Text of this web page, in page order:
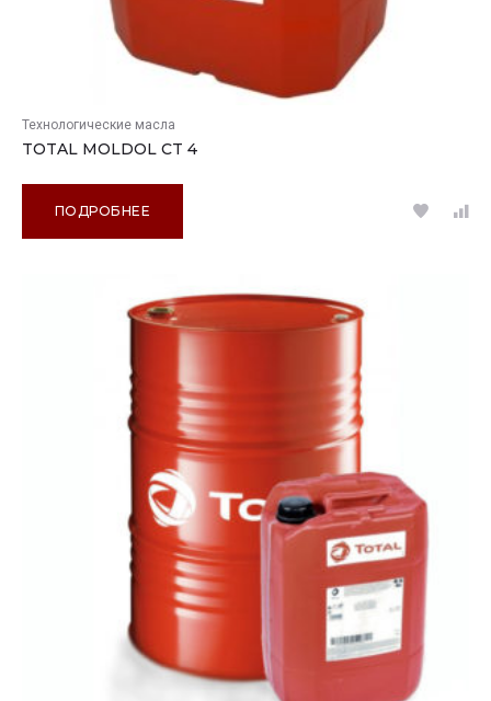
Технологические масла
TOTAL MOLDOL CT 4
ПОДРОБНЕЕ